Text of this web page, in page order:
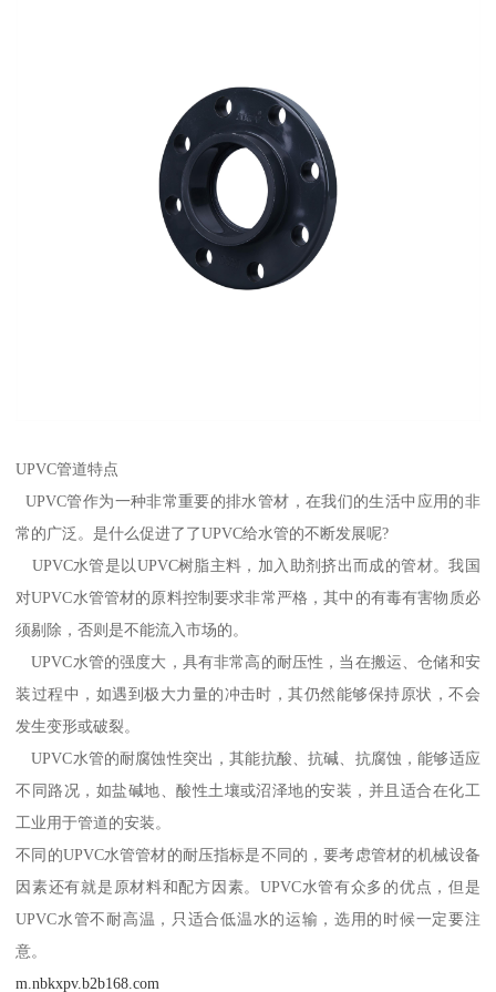
UPVC管道特点
UPVC管作为一种非常重要的排水管材，在我们的生活中应用的非
常的广泛。是什么促进了了UPVC给水管的不断发展呢?
UPVC水管是以UPVC树脂主料，加入助剂挤出而成的管材。我国
对UPVC水管管材的原料控制要求非常严格，其中的有毒有害物质必
须剔除，否则是不能流入市场的。
UPVC水管的强度大，具有非常高的耐压性，当在搬运、仓储和安
装过程中，如遇到极大力量的冲击时，其仍然能够保持原状，不会
发生变形或破裂。
UPVC水管的耐腐蚀性突出，其能抗酸、抗碱、抗腐蚀，能够适应
不同路况，如盐碱地、酸性土壤或沼泽地的安装，并且适合在化工
工业用于管道的安装。
不同的UPVC水管管材的耐压指标是不同的，要考虑管材的机械设备
因素还有就是原材料和配方因素。UPVC水管有众多的优点，但是
UPVC水管不耐高温，只适合低温水的运输，选用的时候一定要注
意。
m.nbkxpv.b2b168.com